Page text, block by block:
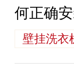
何正确
壁挂洗衣